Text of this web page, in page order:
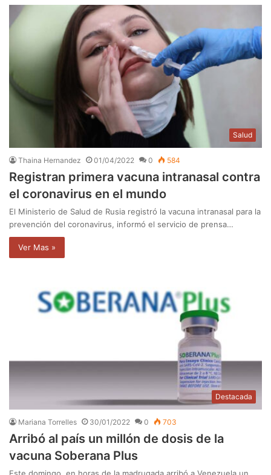
Salud
Thaina Hernandez 01/04/2022 0 584
Registran primera vacuna intranasal contra
el coronavirus en el mundo
El Ministerio de Salud de Rusia registró la vacuna intranasal para la
prevención del coronavirus, informó el servicio de prensa…
Ver Mas »
Destacada
Mariana Torrelles 30/01/2022 0 703
Arribó al país un millón de dosis de la
vacuna Soberana Plus
Este domingo, en horas de la madrugada arribó a Venezuela un